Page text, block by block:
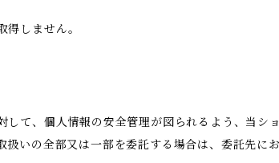
しません。
て、個人情報の安全管理が図られるよう、当シ
いの全部又は一部を委託する場合は、委託先に